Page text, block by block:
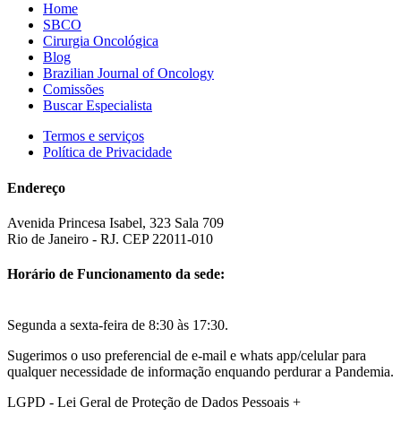
Home
SBCO
Cirurgia Oncológica
Blog
Brazilian Journal of Oncology
Comissões
Buscar Especialista
Termos e serviços
Política de Privacidade
Endereço
Avenida Princesa Isabel, 323 Sala 709
Rio de Janeiro - RJ. CEP 22011-010
Horário de Funcionamento da sede:
Segunda a sexta-feira de 8:30 às 17:30.
Sugerimos o uso preferencial de e-mail e whats app/celular para
qualquer necessidade de informação enquando perdurar a Pandemia.
LGPD - Lei Geral de Proteção de Dados Pessoais +